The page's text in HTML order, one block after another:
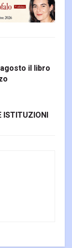
il libro
ISTITUZIONI